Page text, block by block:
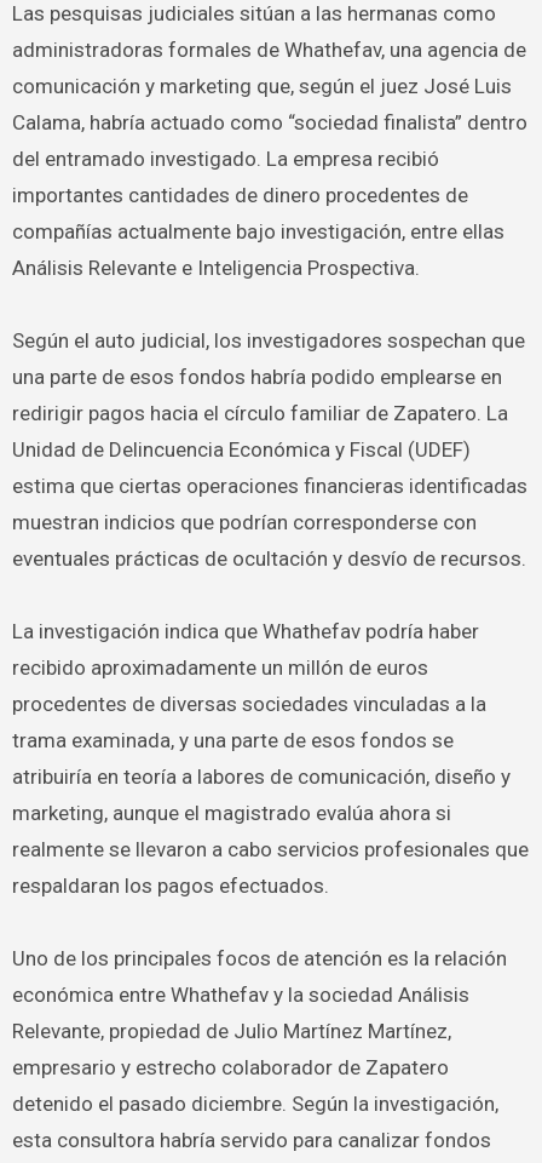
Las pesquisas judiciales sitúan a las hermanas como
administradoras formales de Whathefav, una agencia de
comunicación y marketing que, según el juez José Luis
Calama, habría actuado como “sociedad finalista” dentro
del entramado investigado. La empresa recibió
importantes cantidades de dinero procedentes de
compañías actualmente bajo investigación, entre ellas
Análisis Relevante e Inteligencia Prospectiva.
Según el auto judicial, los investigadores sospechan que
una parte de esos fondos habría podido emplearse en
redirigir pagos hacia el círculo familiar de Zapatero. La
Unidad de Delincuencia Económica y Fiscal (UDEF)
estima que ciertas operaciones financieras identificadas
muestran indicios que podrían corresponderse con
eventuales prácticas de ocultación y desvío de recursos.
La investigación indica que Whathefav podría haber
recibido aproximadamente un millón de euros
procedentes de diversas sociedades vinculadas a la
trama examinada, y una parte de esos fondos se
atribuiría en teoría a labores de comunicación, diseño y
marketing, aunque el magistrado evalúa ahora si
realmente se llevaron a cabo servicios profesionales que
respaldaran los pagos efectuados.
Uno de los principales focos de atención es la relación
económica entre Whathefav y la sociedad Análisis
Relevante, propiedad de Julio Martínez Martínez,
empresario y estrecho colaborador de Zapatero
detenido el pasado diciembre. Según la investigación,
esta consultora habría servido para canalizar fondos